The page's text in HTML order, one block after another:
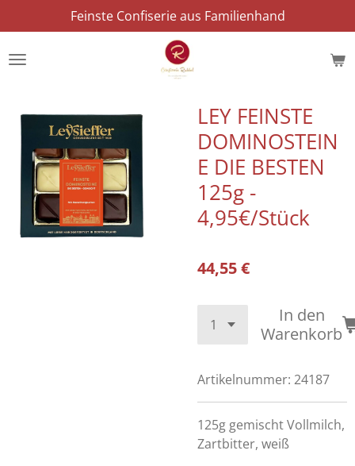
Hauptinhalt
springen
Feinste Confiserie aus Familienhand
LEY FEINSTE
DOMINOSTEIN
E DIE BESTEN
125g -
4,95€/Stück
44,55 €
In den
Warenkorb
Artikelnummer: 24187
125g gemischt Vollmilch,
Zartbitter, weiß